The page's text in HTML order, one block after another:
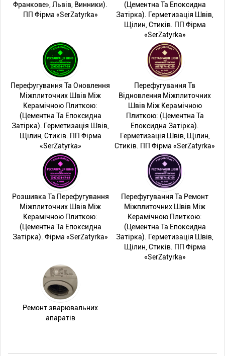
Франкове», Львів, Винники).
ПП Фірма «SerZatyrka»
(Цементна Та Епоксидна
Затірка). Герметизація Швів,
Щілин, Стиків. ПП Фірма
«SerZatyrka»
Перефугування Та Оновлення
Міжплиточних Швів Між
Керамічною Плиткою:
(Цементна Та Епоксидна
Затірка). Герметизація Швів,
Щілин, Стиків. ПП Фірма
«SerZatyrka»
Перефугування Тв
Відновлення Міжплиточних
Швів Між Керамічною
Плиткою: (Цементна Та
Епоксидна Затірка).
Герметизація Швів, Щілин,
Стиків. ПП Фірма «SerZatyrka»
Розшивка Та Перефугування
Міжплиточних Швів Між
Керамічною Плиткою:
(Цементна Та Епоксидна
Затірка). Фірма «SerZatyrka»
Перефугування Та Ремонт
Міжплиточних Швів Між
Керамічною Плиткою:
(Цементна Та Епоксидна
Затірка). Герметизація Швів,
Щілин, Стиків. ПП Фірма
«SerZatyrka»
Ремонт зварювальних
апаратів